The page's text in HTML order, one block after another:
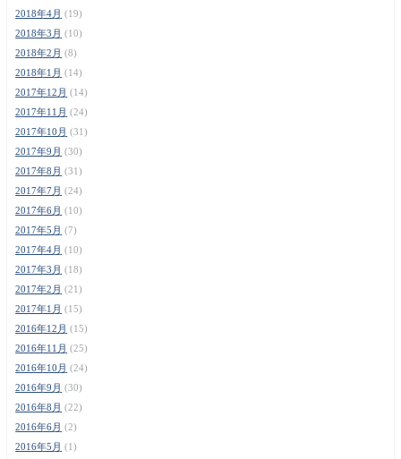
2018年4月 (19)
2018年3月 (10)
2018年2月 (8)
2018年1月 (14)
2017年12月 (14)
2017年11月 (24)
2017年10月 (31)
2017年9月 (30)
2017年8月 (31)
2017年7月 (24)
2017年6月 (10)
2017年5月 (7)
2017年4月 (10)
2017年3月 (18)
2017年2月 (21)
2017年1月 (15)
2016年12月 (15)
2016年11月 (25)
2016年10月 (24)
2016年9月 (30)
2016年8月 (22)
2016年6月 (2)
2016年5月 (1)